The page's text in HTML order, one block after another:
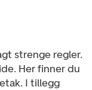
strenge regler.
Her finner du
I tillegg